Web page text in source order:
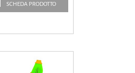
SCHEDA PRODOTTO